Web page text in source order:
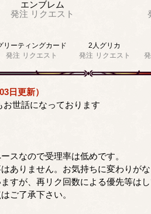
エンブレム
発注 リクエスト
リーティングカード
発注 リクエスト
2人グリカ
発注 リクエスト
日更新）
世話になっております
スなので受理率は低めです。
ありません。お気持ちに変わりが
すが、再リク回数による優先等は
ご了承下さい。